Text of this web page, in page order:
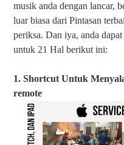
musik anda dengan lancar,
luar biasa dari Pintasan
periksa. Dan iya, anda
untuk 21 Hal berikut ini:
1. Shortcut Untuk
remote